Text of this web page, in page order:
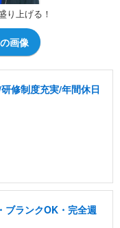
り上げる！
画像
修制度充実/年間休日
ブランクOK・完全週